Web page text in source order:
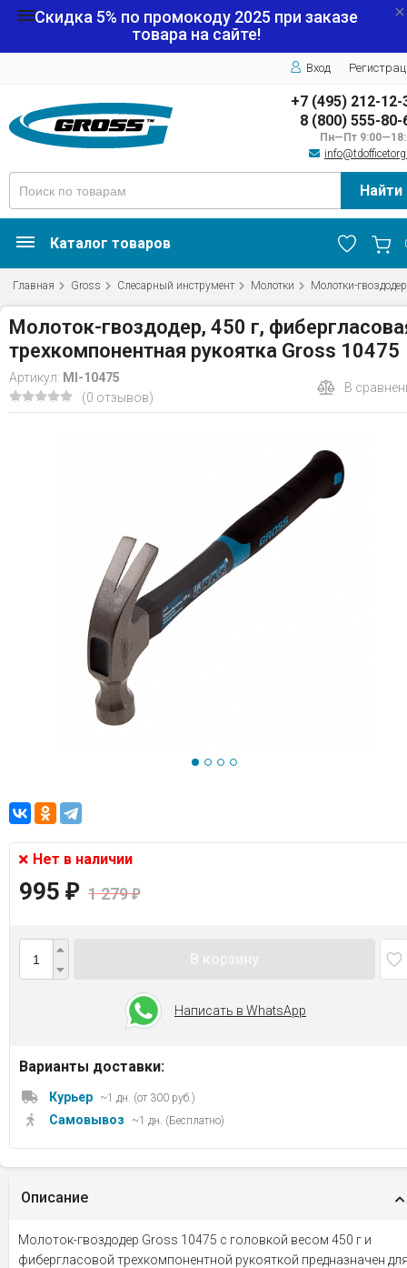
Скидка 5% по промокоду 2025 при заказе
товара на сайте!
Вход
+7 (495) 212-12-
8 (800) 555-80-
Пн—Пт
Найти
Каталог товаров
Главная Gross Слесарный инструмент Молотки Молотки-
Молоток-гвоздодер, 450 г,
трехкомпонентная рукоятка Gross 10475
Артикул: MI-10475
(0 отзывов)
В
Нет в наличии
995 ₽ 1 279₽
Написать в WhatsApp
Варианты доставки:
Курьер ~1 дн. (от 300 руб.)
Самовывоз ~1 дн. (Бесплатно)
Описание
Молоток-гвоздодер Gross 10475 с головкой весом 450 г и
фибергласовой трехкомпонентной рукояткой предназначен